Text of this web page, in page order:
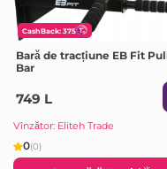
CashBack: 375
Bară de tracțiune EB Fit
Bar
749 L
Vînzător: Eliteh Trade
0(0)